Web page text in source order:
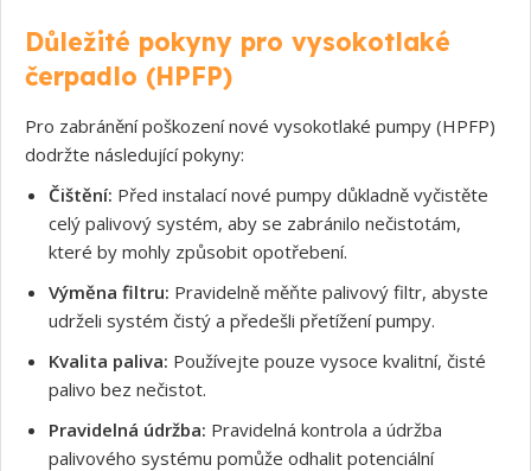
Důležité pokyny pro vysokotlaké
čerpadlo (HPFP)
Pro zabránění poškození nové vysokotlaké pumpy (HPFP)
dodržte následující pokyny:
Čištění: Před instalací nové pumpy důkladně vyčistěte
celý palivový systém, aby se zabránilo nečistotám,
které by mohly způsobit opotřebení.
Výměna filtru: Pravidelně měňte palivový filtr, abyste
udrželi systém čistý a předešli přetížení pumpy.
Kvalita paliva: Používejte pouze vysoce kvalitní, čisté
palivo bez nečistot.
Pravidelná údržba: Pravidelná kontrola a údržba
palivového systému pomůže odhalit potenciální